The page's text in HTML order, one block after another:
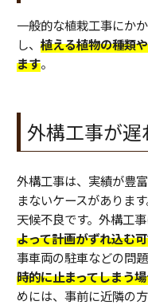
一般的な植栽工事にか
し、 植える植物の種類
ます。
外構工事が遅
外構工事は、実績が豊
まないケースがありま
天候不良です。外構工
よって計画がずれ込む
事車両の駐車などの問
時的に止まってしまう
めには、事前に近隣の